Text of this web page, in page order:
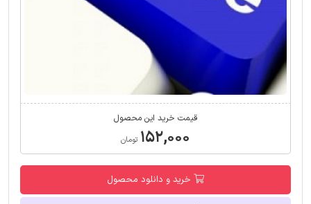
قیمت خرید این محصول
۱۵۲,۰۰۰ تومان
خرید و دانلود محصول